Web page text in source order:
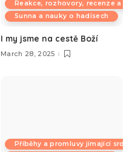
Reakce, rozhovory, recenze a
Sunna a nauky o hadísech
I my jsme na cestě Boží
March 28, 2025
Příběhy a promluvy jímající